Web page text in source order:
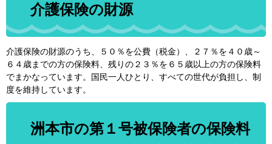
介護保険の財源
介護保険の財源のうち、５０％を公費（税金）、２７％を４０歳～
６４歳までの方の保険料、残りの２３％を６５歳以上の方の保険料
でまかなっています。国民一人ひとり、すべての世代が負担し、制
度を維持しています。
洲本市の第１号被保険者の保険料